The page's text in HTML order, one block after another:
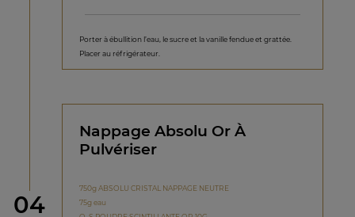
Porter à ébullition l’eau, le sucre et la vanille fendue et grattée.
Placer au réfrigérateur.
étape
04
Nappage Absolu Or À
Pulvériser
750g ABSOLU CRISTAL NAPPAGE NEUTRE
75g eau